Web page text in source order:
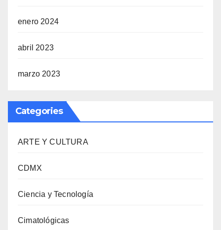
enero 2024
abril 2023
marzo 2023
Categories
ARTE Y CULTURA
CDMX
Ciencia y Tecnología
Cimatológicas